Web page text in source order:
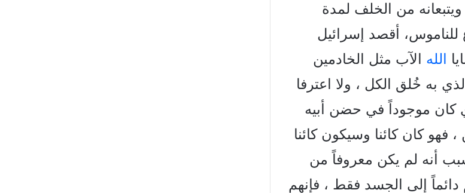
ويتبعانه من الخلف لمدة
للناموس، أقصد إسرائيل
الله الآب مثل الخادمين
به خُلق الكل ، ولا اعترفا
كان موجوداً في حضن أبيه
فهو كان كائنا وسيكون كائنا
أنه لم يكن معروفاً من
إلى الجسد فقط ، فإنهم